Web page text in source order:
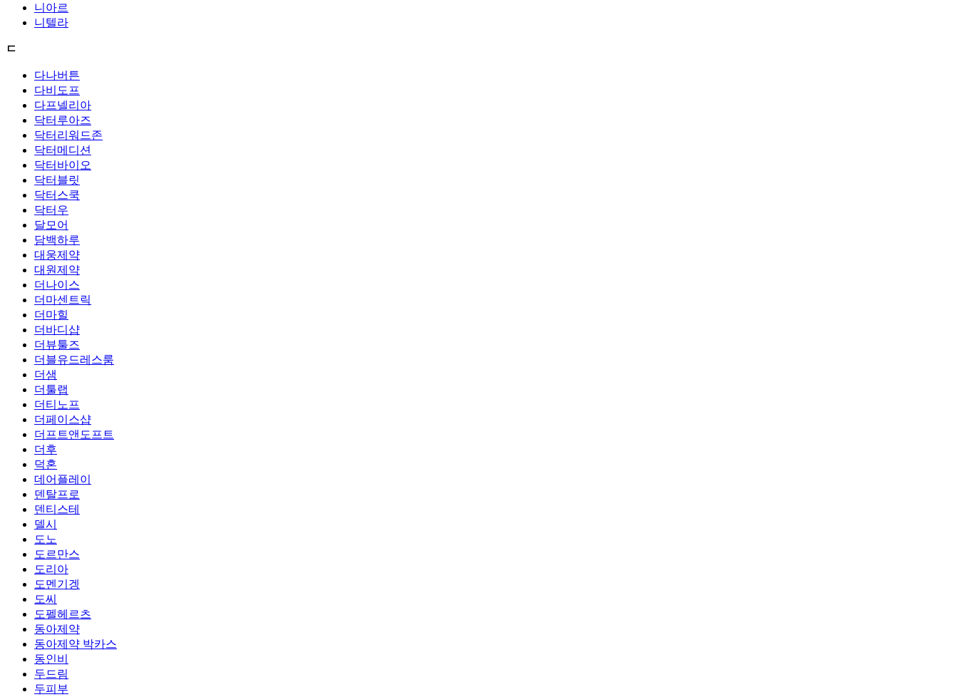
니아르
니텔라
ㄷ
다나버튼
다비도프
다프넬리아
닥터루아즈
닥터리워드존
닥터메디션
닥터바이오
닥터블릿
닥터스쿡
닥터우
달모어
담백하루
대웅제약
대원제약
더나이스
더마센트릭
더마힐
더바디샵
더뷰툴즈
더블유드레스룸
더샘
더툴랩
더티노프
더페이스샵
더프트앤도프트
더후
덕혼
데어플레이
덴탈프로
덴티스테
델시
도노
도르만스
도리아
도멘기겡
도씨
도펠헤르츠
동아제약
동아제약 박카스
동인비
두드림
두피부